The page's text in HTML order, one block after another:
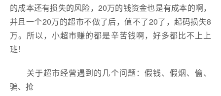
的成本还有损失的风险，20万的钱资金也是有成本的啊，
并且一个20万的超市不做了后，值不了20了，起码损失8
万。所以，小超市赚的都是辛苦钱啊，好多都比不上上
班！
关于超市经营遇到的几个问题：假钱、假烟、偷、
骗、抢